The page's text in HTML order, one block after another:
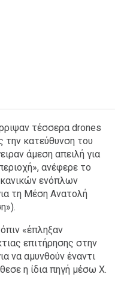
τέσσερα drones
την κατεύθυνση του
άμεση απειλή για
ανέφερε το
ενόπλων
τη Μέση Ανατολή
«έπληξαν
επιτήρησης στην
να αμυνθούν έναντι
η ίδια πηγή μέσω X.